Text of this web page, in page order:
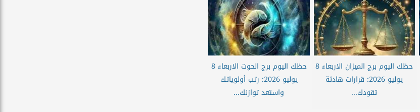
حظك اليوم برج الميزان الاربعاء 8
يوليو 2026: قرارات هادئة
تقودك...
حظك اليوم برج الحوت الاربعاء 8
يوليو 2026: رتب أولوياتك
واستعد توازنك...